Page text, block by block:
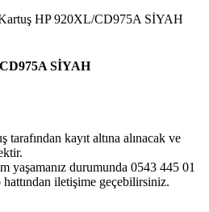
HP 920XL/CD975A SİYAH
SİYAH
tarafından kayıt altına alınacak ve
yaşamanız durumunda 0543 445 01
hattından iletişime geçebilirsiniz.